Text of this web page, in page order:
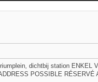
dichtbij station ENKEL
POSSIBLE